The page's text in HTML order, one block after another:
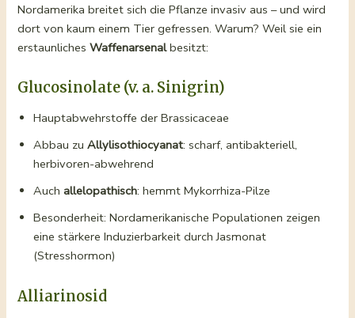
Nordamerika breitet sich die Pflanze invasiv aus – und wird
dort von kaum einem Tier gefressen. Warum? Weil sie ein
erstaunlichesWaffenarsenalbesitzt:
Glucosinolate (v. a. Sinigrin)
Hauptabwehrstoffe der Brassicaceae
Abbau zuAllylisothiocyanat: scharf, antibakteriell,
herbivoren-abwehrend
Auchallelopathisch: hemmt Mykorrhiza-Pilze
Besonderheit: Nordamerikanische Populationen zeigen
eine stärkere Induzierbarkeit durch Jasmonat
(Stresshormon)
Alliarinosid